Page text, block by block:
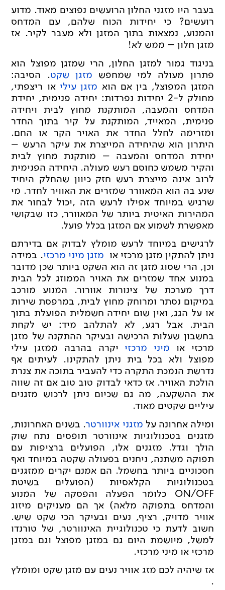
בעבר היו מזגני החלון הרועשים נפוצים מאוד. מדוע
רועשים? כי יחידות הכוח שלהם, עם המדחס
והמנוע, נמצאות בתוך המזגן ולא מעבר לקיר. אז
מזגן חלון – ממש לא!
בניגוד גמור למזגן החלון, הרי שמזגן מפוצל הוא
פתרון מעולה למי שמחפש מזגן שקט. הסיבה:
המזגן המפוצל, בין אם הוא מזגן עילי או ריצפתי,
מחולק ל-2 יחידות נפרדות: יחידה פנימית, יחידת
המדחס והמעבה, המותקנת מחוץ לבית ויחידה
פנימית, המאייד, המותקנת על קיר בתוך החדר
ומזרימה לחלל החדר את האויר הקר או החם.
היתרון הוא שהיחידה המייצרת את עיקר הרעש –
יחידת המדחס והמעבה – מותקנת מחוץ לבית
והקיר משמש כחוסם רעש מעולה. היחידה הפנימית
לרוב אינה מייצרת רעש חזק כיוון שהחלק היחיד
שנע בה הוא המאוורר שמזרים את האוויר לחדר. מי
שרגיש במיוחד אפילו לרעש הזה ,יכול לבחור את
המהירות האיטית ביותר של המאוורר, כזו שבקושי
מאפשרת לשמוע אם המזגן בכלל פועל.
לרגישים במיוחד לרעש מומלץ לבדוק אם בדירתם
ניתן להתקין מזגן מרכזי או מזגן מיני מרכזי. במידה
וכן, הרי שסוג מזגן זה הוא השקט ביותר שכן מדובר
במנוע אחד שמזרים את האויר הממוזג לכל הבית
דרך מערכת של צינורות אוורור. המנוע מורכב
במיקום נסתר ומרוחק מחוץ לבית, במרפסת שירות
או על הגג, ואין שום יחידה חשמלית הפועלת בתוך
הבית. אבל רגע, לא להתלהב מיד: יש לקחת
בחשבון שעלות הרכישה ובעיקר ההתקנה של מזגן
מרכזי או מיני מרכזי יקרה בהרבה ממזגן עילי
מפוצל ולא בכל בית ניתן להתקינו. לעיתים אף
נדרשת הנמכת התקרה כדי להעביר בתוכה את צנרת
הולכת האוויר. אז כדאי לבדוק טוב טוב אם זה שווה
את ההשקעה, מה גם שכיום ניתן לרכוש מזגנים
עיליים שקטים מאוד.
ומילה אחרונה על מזגני אינוורטר. בשנים האחרונות,
מזגנים בטכנולוגיות אינוורטר תופסים נתח שוק
הולך וגדל. מזגנים אלו, הפועלים ברציפות עם
תפוקה משתנה, ניחנים בפעולה שקטה במיוחד ואף
חסכוניים ביותר בחשמל. הם אמנם יקרים ממזגנים
בטכנולוגיות הקלאסיות (הפועלים בשיטת
ON/OFF כלומר הפעלה והפסקה של המנוע
והמדחס בתפוקה מלאה) אך הם מעניקים מיזוג
אוויר מדויק, רציף, נעים ובעיקר הכי שקט שיש.
חשוב לדעת כי טכנולוגיית האינוורטר, של טורנדו
למשל, מיושמת היום גם במזגן מפוצל וגם במזגן
מרכזי או מיני מרכזי.
אז שיהיה לכם מזג אוויר נעים עם מזגן שקט ומומלץ
.